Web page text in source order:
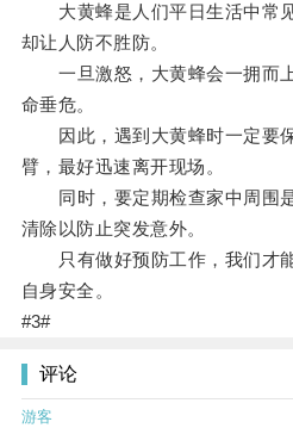
大黄蜂是人们平日生活中常
却让人防不胜防。
一旦激怒，大黄蜂会一拥而
命垂危。
因此，遇到大黄蜂时一定要
臂，最好迅速离开现场。
同时，要定期检查家中周围
清除以防止突发意外。
只有做好预防工作，我们才
自身安全。
#3#
评论
游客